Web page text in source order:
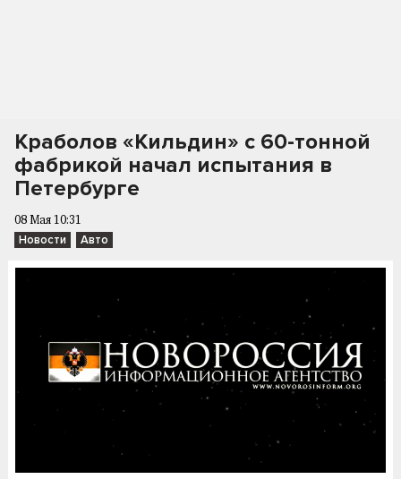
Краболов «Кильдин» с 60-тонной
фабрикой начал испытания в
Петербурге
08 Мая 10:31
Новости Авто